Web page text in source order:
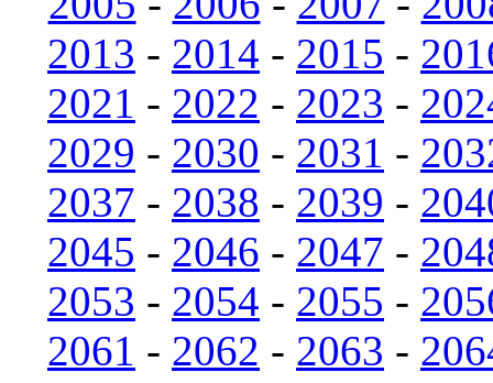
2013 - 2014 - 2015 -
2021 - 2022 - 2023 -
2029 - 2030 - 2031 -
2037 - 2038 - 2039 -
2045 - 2046 - 2047 -
2053 - 2054 - 2055 -
2061 - 2062 - 2063 -